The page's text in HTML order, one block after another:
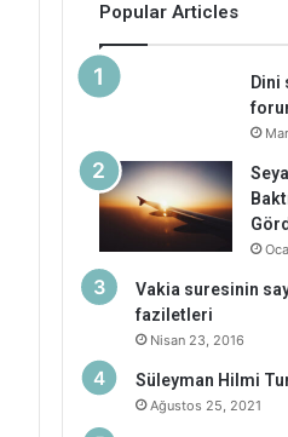
Popular Articles
Dini
Vakia suresinin
faziletleri
Nisan 23, 2016
Süleyman Hilmi
Ağustos 25, 2021